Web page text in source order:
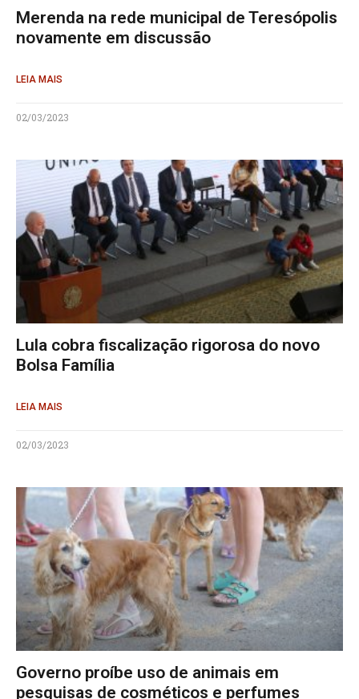
Merenda na rede municipal de Teresópolis
novamente em discussão
LEIA MAIS
02/03/2023
Lula cobra fiscalização rigorosa do novo
Bolsa Família
LEIA MAIS
02/03/2023
Governo proíbe uso de animais em
pesquisas de cosméticos e perfumes